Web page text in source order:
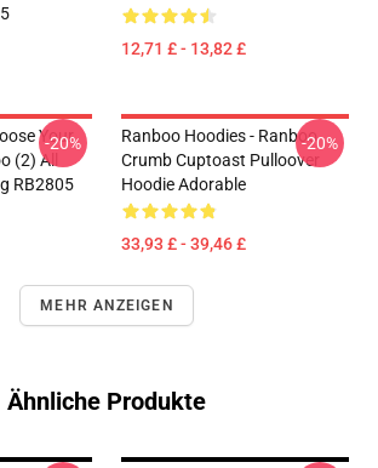
12,71 £ - 13,82 £
Your
(2) All
RB2805
-20%
Ranboo Hoodies - Ranboo
Crumb Cuptoast Pulloover
Hoodie Adorable
33,93 £ - 39,46 £
-20%
MEHR ANZEIGEN
Ähnliche Produkte